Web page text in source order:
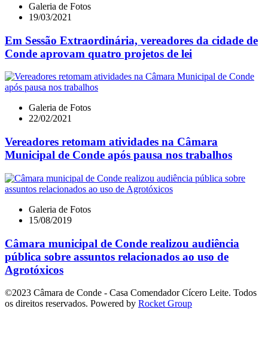
Galeria de Fotos
19/03/2021
Em Sessão Extraordinária, vereadores da cidade de
Conde aprovam quatro projetos de lei
Galeria de Fotos
22/02/2021
Vereadores retomam atividades na Câmara
Municipal de Conde após pausa nos trabalhos
Galeria de Fotos
15/08/2019
Câmara municipal de Conde realizou audiência
pública sobre assuntos relacionados ao uso de
Agrotóxicos
©2023 Câmara de Conde - Casa Comendador Cícero Leite. Todos
os direitos reservados. Powered by Rocket Group